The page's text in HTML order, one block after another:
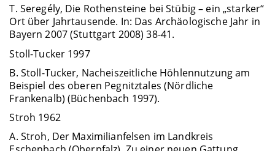
T. Seregély, Die Rothensteine bei Stübig – ein „starker“
Ort über Jahrtausende. In: Das Archäologische Jahr in
Bayern 2007 (Stuttgart 2008) 38-41.
Stoll-Tucker 1997
B. Stoll-Tucker, Nacheiszeitliche Höhlennutzung am
Beispiel des oberen Pegnitztales (Nördliche
Frankenalb) (Büchenbach 1997).
Stroh 1962
A. Stroh, Der Maximilianfelsen im Landkreis